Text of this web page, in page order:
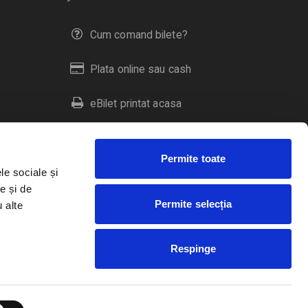
sociale și
și de
alte
Permite toate
Permite selecția
Respinge
Cum comand bilete?
Plata online sau cash
eBilet printat acasa
Livrare prin curier
Duplicare bilete